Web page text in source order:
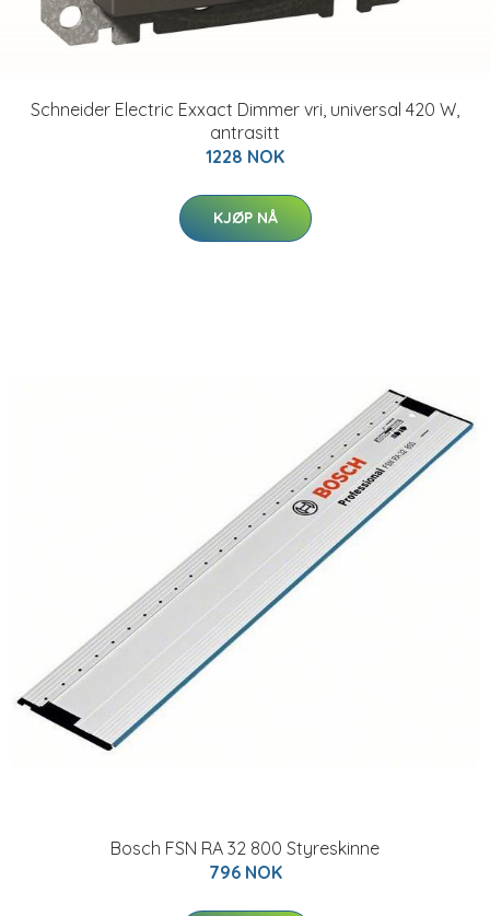
Schneider Electric Exxact Dimmer vri, universal 420 W,
antrasitt
1228 NOK
KJØP NÅ
Bosch FSN RA 32 800 Styreskinne
796 NOK